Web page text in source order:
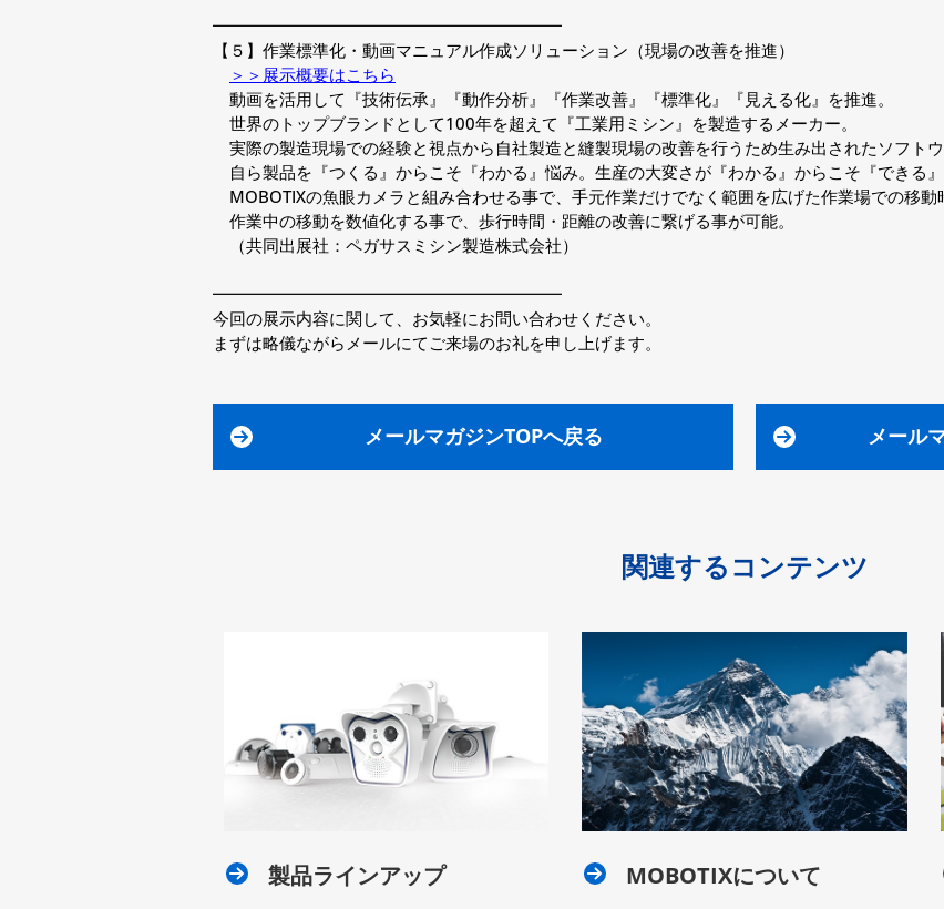
━━━━━━━━━━━━━━━━━━━━━
【５】作業標準化・動画マニュアル作成ソリューション（現場の改善を推進）
＞＞展示概要はこちら
動画を活用して『技術伝承』『動作分析』『作業改善』『標準化』『見える化』を推進。
世界のトップブランドとして100年を超えて『工業用ミシン』を製造するメーカー。
実際の製造現場での経験と視点から自社製造と縫製現場の改善を行うため生み出されたソフトウ
自ら製品を『つくる』からこそ『わかる』悩み。生産の大変さが『わかる』からこそ『できる』
MOBOTIXの魚眼カメラと組み合わせる事で、手元作業だけでなく範囲を広げた作業場での移動
作業中の移動を数値化する事で、歩行時間・距離の改善に繋げる事が可能。
（共同出展社：ペガサスミシン製造株式会社）
━━━━━━━━━━━━━━━━━━━━━
今回の展示内容に関して、お気軽にお問い合わせください。
まずは略儀ながらメールにてご来場のお礼を申し上げます。
メールマガジンTOPへ戻る メール
関連するコンテンツ
製品ラインアップ MOBOTIXについて